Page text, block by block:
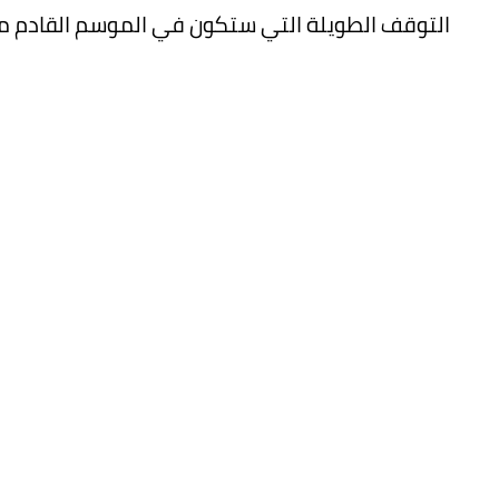
التوقف الطويلة التي ستكون في الموسم